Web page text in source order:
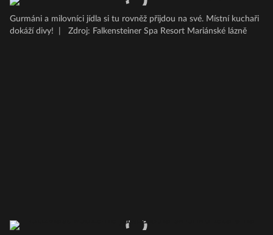
Gurmáni a milovníci jídla si tu rovněž přijdou na své. Místní kuchaři
dokáží divy!
Zdroj: Falkensteiner Spa Resort Mariánské lázně